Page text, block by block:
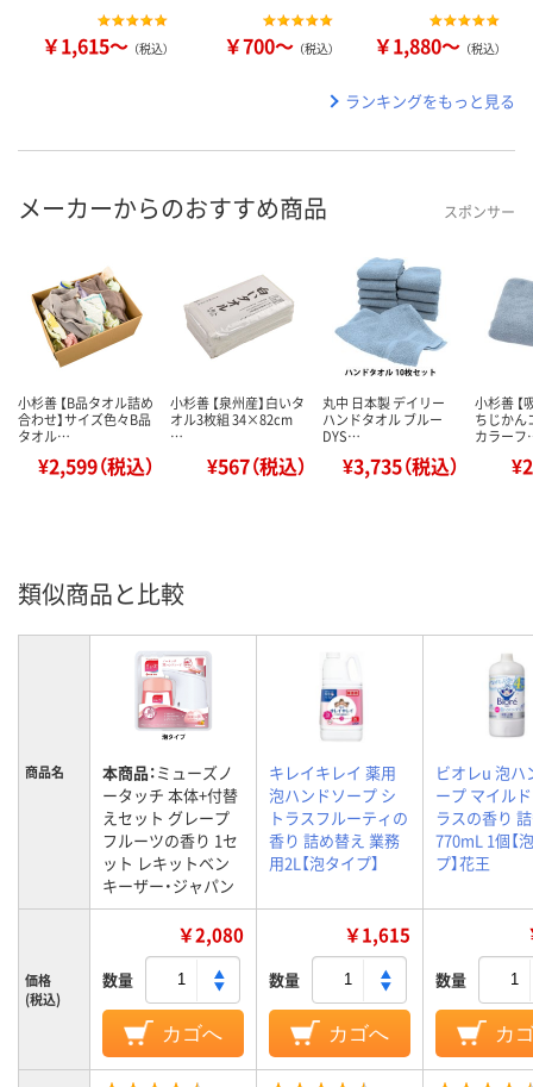
￥1,615～ （税込） ￥700～ （税込） ￥1,880～ （税込）
ランキングをもっと見る
メーカーからのおすすめ商品 スポンサー
小杉善 【B品タオル詰め
合わせ】サイズ色々B品
タオル…
¥2,599（税込）
小杉善 【泉州産】白いタ
オル3枚組 34×82cm
…
¥567（税込）
丸中 日本製 デイリー
ハンドタオル ブルー
DYS…
¥3,735（税込）
小杉善 【
ちじかん
カラー
類似商品と比較
商品名 本商品：ミューズノ
ータッチ 本体+付替
えセット グレープ
フルーツの香り 1セ
ット レキットベン
キーザー・ジャパン
キレイキレイ 薬用
泡ハンドソープ シ
トラスフルーティの
香り 詰め替え 業務
用2L【泡タイプ】
ビオレu 泡ハ
ープ マイル
ラスの香り
770mL 1個【
プ】花王
価格
(税込)
￥2,080
数量
カゴへ
￥1,615
数量
カゴへ
数量
カ